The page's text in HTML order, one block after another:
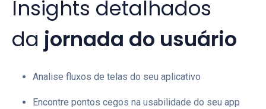
Insights detalhados
da jornada do usuário
Analise fluxos de telas do seu aplicativo
Encontre pontos cegos na usabilidade do seu app